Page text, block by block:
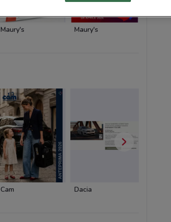
Maury's Maury's
Cam Dacia